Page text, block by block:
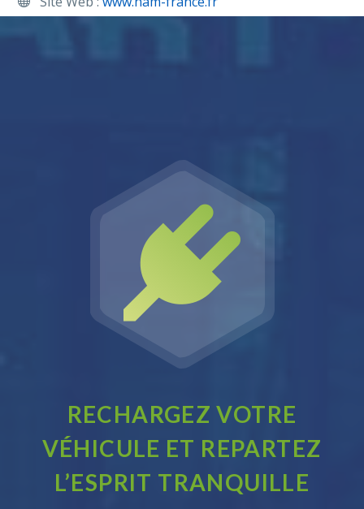

RECHARGEZ VOTRE
VÉHICULE ET REPARTEZ
L’ESPRIT TRANQUILLE